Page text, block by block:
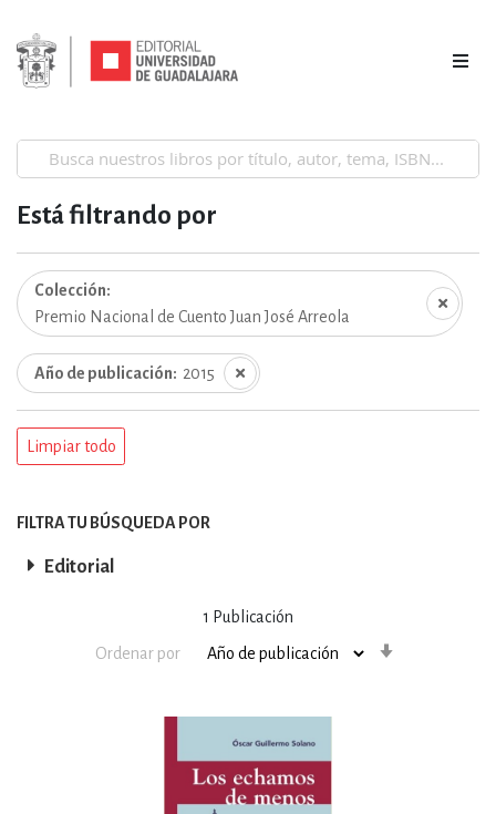
1 Publicación
Ordenar por
Está filtrando por
Colección
Premio Nacional de Cuento Juan José Arreola
Año de publicación 2015
Limpiar todo
FILTRA TU BÚSQUEDA POR
Editorial